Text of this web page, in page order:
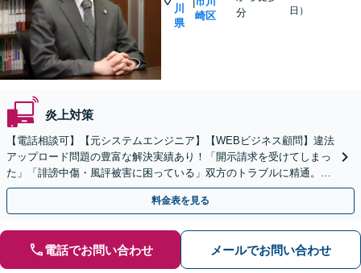
川
県
崎区
分
日）
炎上対策
【電話相談可】【元システムエンジニア】【WEBビジネス顧問】違法
アップロード問題の豊富な解決実績あり！「開示請求を受けてしまっ
た」「誹謗中傷・風評被害に困っている」双方のトラブルに精通。迅
速対応で最短の解決を目指す【完全個室】【全国対応】
料金表を見る
電話でお問い合わせ メールでお問い合わせ